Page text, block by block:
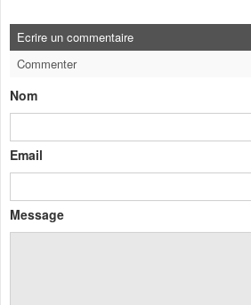
Ecrire un commentaire
Commenter
Nom
Email
Message